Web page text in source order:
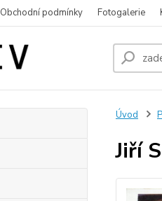
Obchodní podmínky Fotogalerie
Úvod
Jiří